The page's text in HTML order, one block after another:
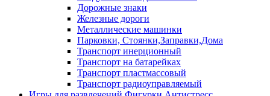
Дорожные знаки
Железные дороги
Металлические машинки
Парковки, Стоянки,Заправки,Дома
Транспорт инерционный
Транспорт на батарейках
Транспорт пластмассовый
Транспорт радиоуправляемый